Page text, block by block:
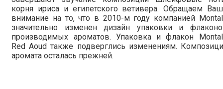
корня ириса и египетского ветивера. Обращаем
внимание на то, что в 2010-м году компанией
значительно изменен дизайн упаковки и
производимых ароматов. Упаковка и флакон
Red Aoud также подверглись изменениям.
аромата осталась прежней.